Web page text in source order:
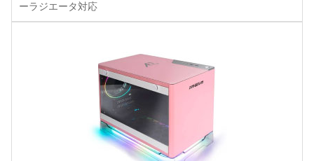
ーラジエータ対応